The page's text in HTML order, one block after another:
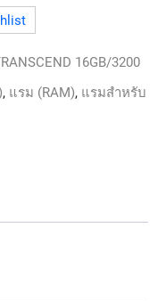
16GB/3200
, แรม (RAM), แรมสำหรับ